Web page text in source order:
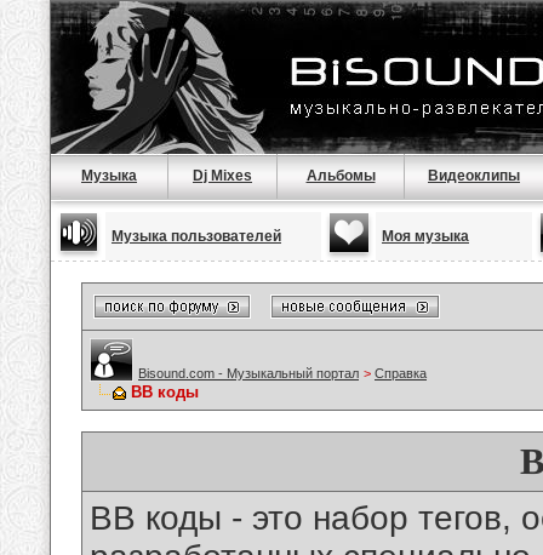
Музыка Dj Mixes Альбомы Видеоклипы
Музыка пользователей Моя музыка
Bisound.com - Музыкальный портал > Справка
BB коды
BB коды - это набор тегов,